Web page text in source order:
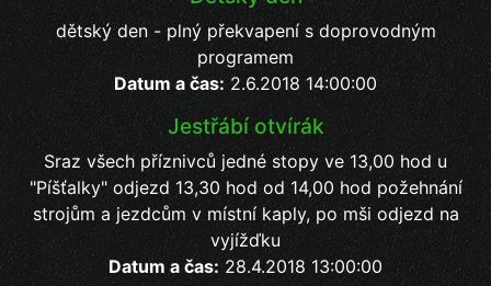
dětský den - plný překvapení s doprovodným
programem
Datum a čas: 2.6.2018 14:00:00
Jestřábí otvírák
Sraz všech příznivců jedné stopy ve 13,00 hod u
"Píšťalky" odjezd 13,30 hod od 14,00 hod požehnání
strojům a jezdcům v místní kaply, po mši odjezd na
vyjížďku
Datum a čas: 28.4.2018 13:00:00